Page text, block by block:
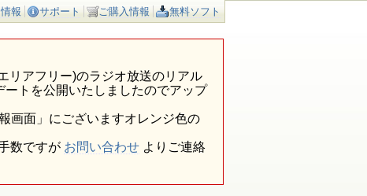
報 サポート ご購入情報 無料ソフト
リアフリー)のラジオ放送のリアル
トを公開いたしましたのでアップ
画面」にございますオレンジ色の
数ですが お問い合わせ よりご連絡